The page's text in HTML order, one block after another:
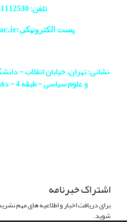
تلفن: 61112530-
پست الکترونیکی:lawmag
نشانی: تهران، خیابان انقلاب -
و علوم سیاسی - طبقه 4 - دفتر مجله - اتاق 413
اشتراک خبرنامه
برای دریافت اخبار و اطلاعیه های مهم
شوید.